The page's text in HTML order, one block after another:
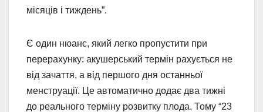
місяців і тиждень”.
Є один нюанс, який легко пропустити при
перерахунку: акушерський термін рахується не
від зачаття, а від першого дня останньої
менструації. Це автоматично додає два тижні
до реального терміну розвитку плода. Тому “23